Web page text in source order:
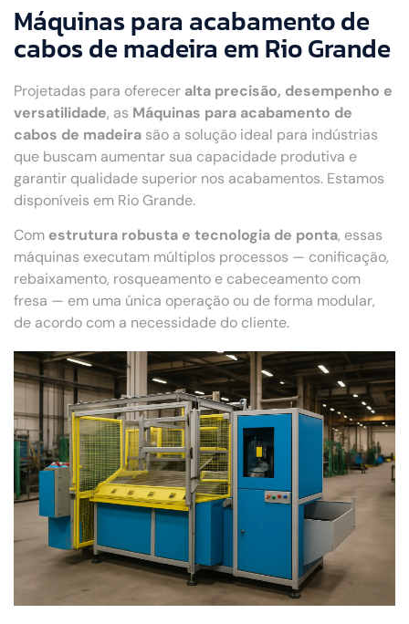
Máquinas para acabamento de
cabos de madeira em Rio Grande
Projetadas para oferecer alta precisão, desempenho e
versatilidade, as Máquinas para acabamento de
cabos de madeira são a solução ideal para indústrias
que buscam aumentar sua capacidade produtiva e
garantir qualidade superior nos acabamentos. Estamos
disponíveis em Rio Grande.
Com estrutura robusta e tecnologia de ponta, essas
máquinas executam múltiplos processos — conificação,
rebaixamento, rosqueamento e cabeceamento com
fresa — em uma única operação ou de forma modular,
de acordo com a necessidade do cliente.